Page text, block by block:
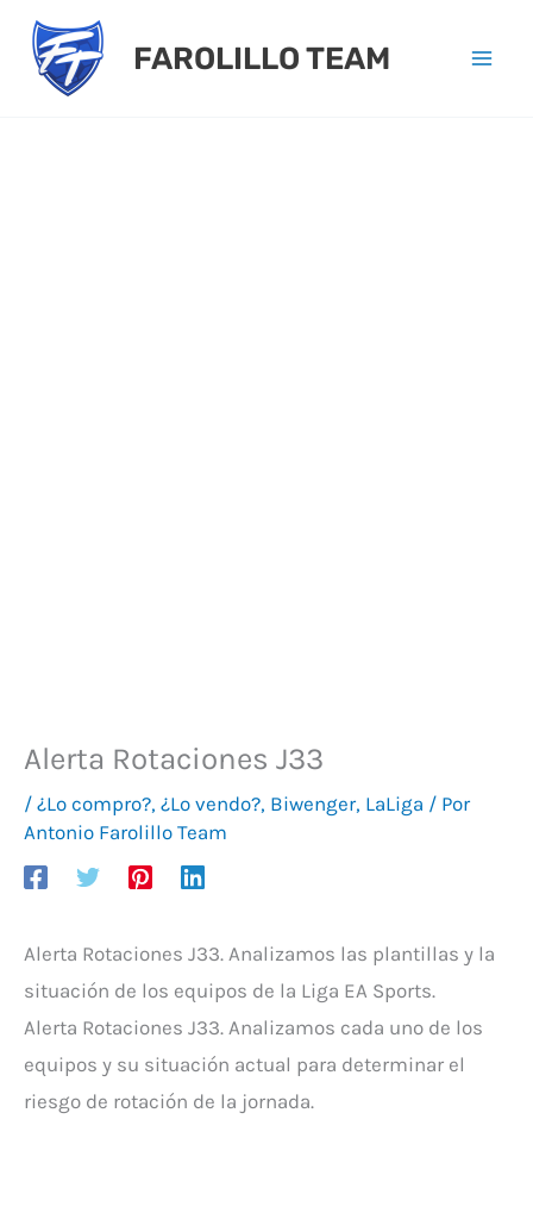
contenido
FAROLILLO TEAM
Alerta Rotaciones J33
/ ¿Lo compro?, ¿Lo vendo?, Biwenger, LaLiga / Por
Antonio Farolillo Team
Alerta Rotaciones J33. Analizamos las plantillas y la
situación de los equipos de la Liga EA Sports.
Alerta Rotaciones J33. Analizamos cada uno de los
equipos y su situación actual para determinar el
riesgo de rotación de la jornada.